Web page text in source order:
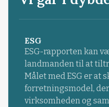
ESG
ESG-rapporten kan
landmanden til at
Målet med ESG er at
forretningsmodel,
virksomheden og